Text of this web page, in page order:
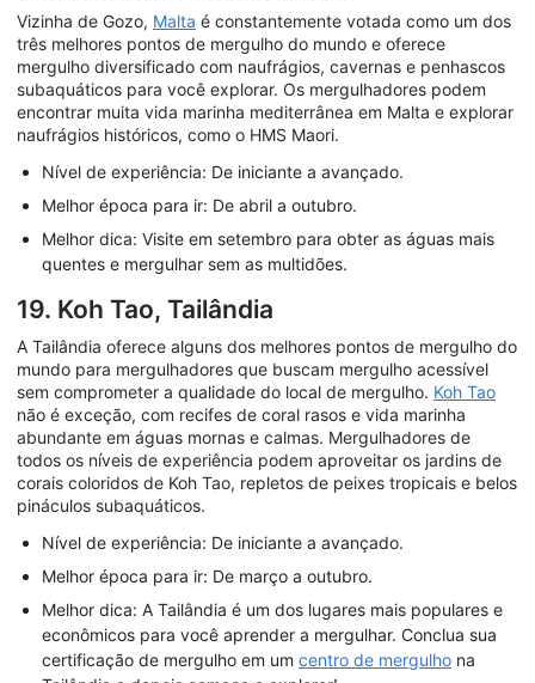
Vizinha de Gozo, Malta é constantemente votada como um dos
três melhores pontos de mergulho do mundo e oferece
mergulho diversificado com naufrágios, cavernas e penhascos
subaquáticos para você explorar. Os mergulhadores podem
encontrar muita vida marinha mediterrânea em Malta e explorar
naufrágios históricos, como o HMS Maori.
Nível de experiência: De iniciante a avançado.
Melhor época para ir: De abril a outubro.
Melhor dica: Visite em setembro para obter as águas mais
quentes e mergulhar sem as multidões.
19. Koh Tao, Tailândia
A Tailândia oferece alguns dos melhores pontos de mergulho do
mundo para mergulhadores que buscam mergulho acessível
sem comprometer a qualidade do local de mergulho. Koh Tao
não é exceção, com recifes de coral rasos e vida marinha
abundante em águas mornas e calmas. Mergulhadores de
todos os níveis de experiência podem aproveitar os jardins de
corais coloridos de Koh Tao, repletos de peixes tropicais e belos
pináculos subaquáticos.
Nível de experiência: De iniciante a avançado.
Melhor época para ir: De março a outubro.
Melhor dica: A Tailândia é um dos lugares mais populares e
econômicos para você aprender a mergulhar. Conclua sua
certificação de mergulho em um centro de mergulho na